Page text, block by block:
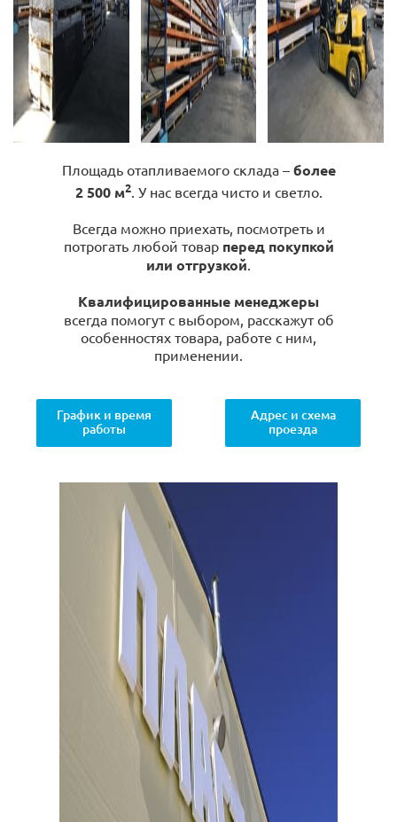
Площадь отапливаемого склада – более
2 500 м2. У нас всегда чисто и светло.
Всегда можно приехать, посмотреть и
потрогать любой товар перед покупкой
или отгрузкой.
Квалифицированные менеджеры
всегда помогут с выбором, расскажут об
особенностях товара, работе с ним,
применении.
График и время
работы
Адрес и схема
проезда